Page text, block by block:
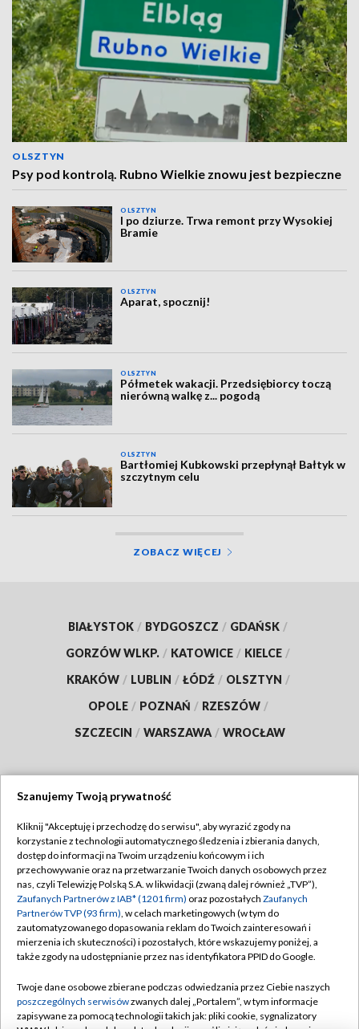
OLSZTYN
Psy pod kontrolą. Rubno Wielkie znowu jest bezpieczne
OLSZTYN
I po dziurze. Trwa remont przy Wysokiej
Bramie
OLSZTYN
Aparat, spocznij!
OLSZTYN
Półmetek wakacji. Przedsiębiorcy toczą
nierówną walkę z... pogodą
OLSZTYN
Bartłomiej Kubkowski przepłynął Bałtyk w
szczytnym celu
ZOBACZ WIĘCEJ
BIAŁYSTOK / BYDGOSZCZ / GDAŃSK /
GORZÓW WLKP. / KATOWICE / KIELCE /
KRAKÓW / LUBLIN / ŁÓDŹ / OLSZTYN /
OPOLE / POZNAŃ / RZESZÓW /
SZCZECIN / WARSZAWA / WROCŁAW
TVP
Abonament TVP
Emisja w TVP
Centrum informacji TVP
Naziemna Telewizja Cyfrowa
Rada Programowa
System NOS
Regulamin TVP
Polityka prywatności
Moje zgody
Pomoc
Kontakt
Szanujemy Twoją prywatność
Kliknij "Akceptuję i przechodzę do serwisu", aby wyrazić zgody na
korzystanie z technologii automatycznego śledzenia i zbierania danych,
dostęp do informacji na Twoim urządzeniu końcowym i ich
przechowywanie oraz na przetwarzanie Twoich danych osobowych przez
nas, czyli Telewizję Polską S.A. w likwidacji (zwaną dalej również „TVP”),
Zaufanych Partnerów z IAB* (1201 firm) oraz pozostałych Zaufanych
Partnerów TVP (93 firm), w celach marketingowych (w tym do
zautomatyzowanego dopasowania reklam do Twoich zainteresowań i
mierzenia ich skuteczności) i pozostałych, które wskazujemy poniżej, a
także zgody na udostępnianie przez nas identyfikatora PPID do Google.
Twoje dane osobowe zbierane podczas odwiedzania przez Ciebie naszych
poszczególnych serwisówzwanych dalej „Portalem”, w tym informacje
zapisywane za pomocą technologii takich jak: pliki cookie, sygnalizatory